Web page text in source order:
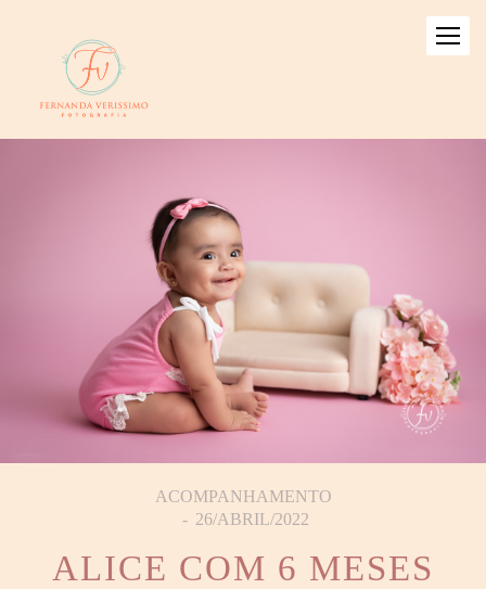
ACOMPANHAMENTO
26/ABRIL/2022
ALICE COM 6 MESES